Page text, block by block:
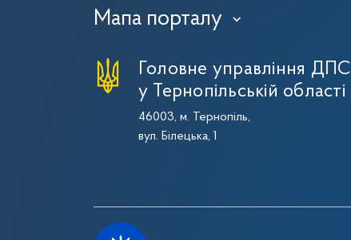
Мапа порталу ›
Головне управління ДПС
у Тернопільській області
46003, м. Тернопіль,
вул. Білецька, 1